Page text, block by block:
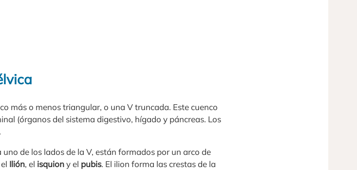
más o menos triangular, o una V truncada. Este cuenco
(órganos del sistema digestivo, hígado y páncreas. Los
de los lados de la V, están formados por un arco de
Ilión, el isquiony el pubis. El ilion forma las crestas de la